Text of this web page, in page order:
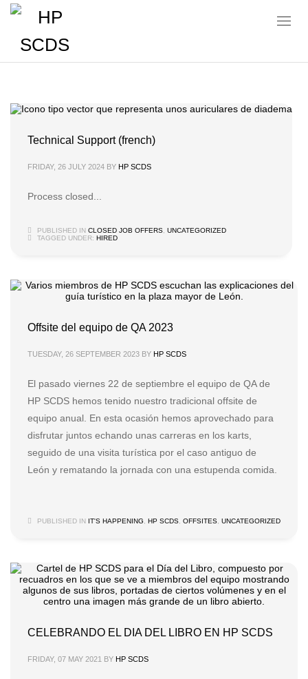
Uncategorized
Technical Support (french)
FRIDAY, 26 JULY 2024 BY HP SCDS
Process closed...
PUBLISHED IN CLOSED JOB OFFERS UNCATEGORIZED
TAGGED UNDER: HIRED
Offsite del equipo de QA 2023
TUESDAY, 26 SEPTEMBER 2023 BY HP SCDS
El pasado viernes 22 de septiembre el equipo de QA de
HP SCDS hemos tenido nuestro tradicional offsite de
equipo anual. En esta ocasión hemos aprovechado para
disfrutar juntos echando unas carreras en los karts,
seguido de una visita turística por el caso antiguo de
León y rematando la jornada con una estupenda comida.
PUBLISHED IN IT'S HAPPENING HP SCDS OFFSITES UNCATEGORIZED
CELEBRANDO EL DIA DEL LIBRO EN HP SCDS
FRIDAY, 07 MAY 2021 BY HP SCDS